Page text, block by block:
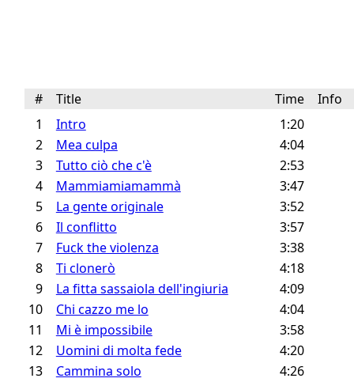
# Title Time
Info
1
Intro
1:20
2
Mea culpa
4:04
3
Tutto ciò che c'è
2:53
4
Mammiamiamammà
3:47
5
La gente originale
3:52
6
Il conflitto
3:57
7
Fuck the violenza
3:38
8
Ti clonerò
4:18
9
La fitta sassaiola dell'ingiuria
4:09
10
Chi cazzo me lo
4:04
11
Mi è impossibile
3:58
12
Uomini di molta fede
4:20
13
Cammina solo
4:26